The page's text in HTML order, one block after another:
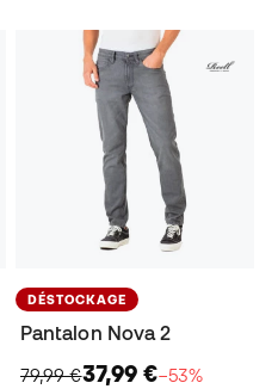
DÉSTOCKAGE
Pantalon Nova 2
79,99 €37,99 €−53%